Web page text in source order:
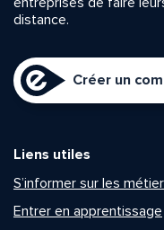
distance.
Créer un
Liens utiles
S’informer sur les
Entrer en apprentissage